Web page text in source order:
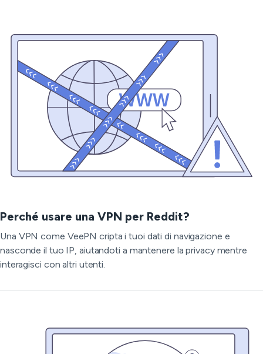
Perché usare una VPN per Reddit?
Una VPN come VeePN cripta i tuoi dati di navigazione e
nasconde il tuo IP, aiutandoti a mantenere la privacy mentre
interagisci con altri utenti.